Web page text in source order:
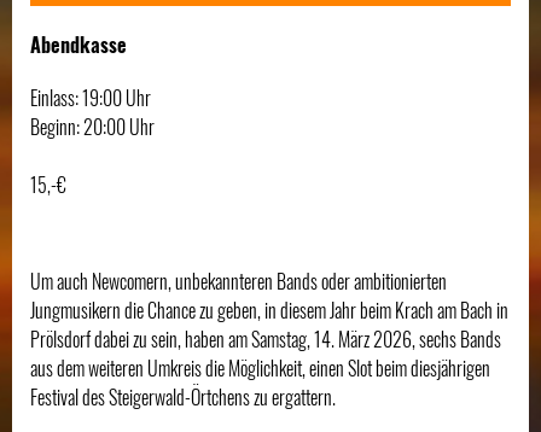
Abendkasse
Einlass: 19:00 Uhr
Beginn: 20:00 Uhr
15,-€
Um auch Newcomern, unbekannteren Bands oder ambitionierten
Jungmusikern die Chance zu geben, in diesem Jahr beim Krach am Bach in
Prölsdorf dabei zu sein, haben am Samstag, 14. März 2026, sechs Bands
aus dem weiteren Umkreis die Möglichkeit, einen Slot beim diesjährigen
Festival des Steigerwald-Örtchens zu ergattern.